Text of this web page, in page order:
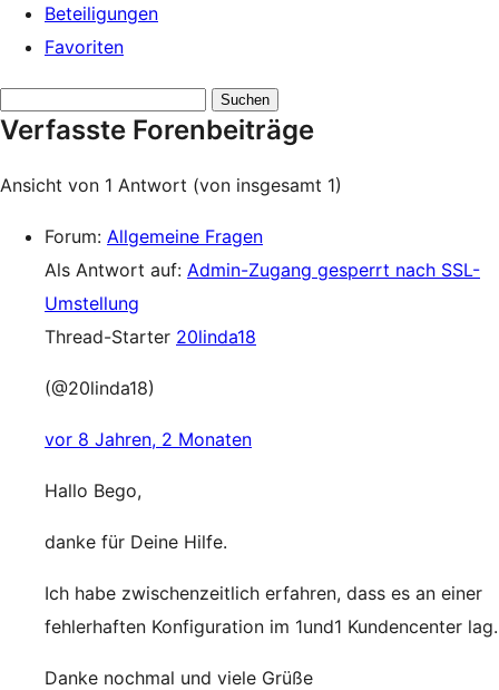
Beteiligungen
Favoriten
suchen:
Verfasste Forenbeiträge
Ansicht von 1 Antwort (von insgesamt 1)
Forum: Allgemeine Fragen
Als Antwort auf: Admin-Zugang gesperrt nach SSL-
Umstellung
Thread-Starter 20linda18
(@20linda18)
vor 8 Jahren, 2 Monaten
Hallo Bego,
danke für Deine Hilfe.
Ich habe zwischenzeitlich erfahren, dass es an einer
fehlerhaften Konfiguration im 1und1 Kundencenter lag.
Danke nochmal und viele Grüße